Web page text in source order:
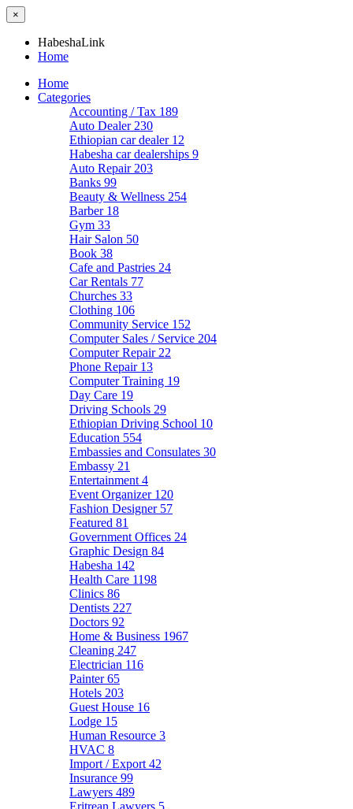
×
HabeshaLink
Home
Home
Categories
Accounting / Tax 189
Auto Dealer 230
Ethiopian car dealer 12
Habesha car dealerships 9
Auto Repair 203
Banks 99
Beauty & Wellness 254
Barber 18
Gym 33
Hair Salon 50
Book 38
Cafe and Pastries 24
Car Rentals 77
Churches 33
Clothing 106
Community Service 152
Computer Sales / Service 204
Computer Repair 22
Phone Repair 13
Computer Training 19
Day Care 19
Driving Schools 29
Ethiopian Driving School 10
Education 554
Embassies and Consulates 30
Embassy 21
Entertainment 4
Event Organizer 120
Fashion Designer 57
Featured 81
Government Offices 24
Graphic Design 84
Habesha 142
Health Care 1198
Clinics 86
Dentists 227
Doctors 92
Home & Business 1967
Cleaning 247
Electrician 116
Painter65
Hotels 203
Guest House 16
Lodge 15
Human Resource 3
HVAC 8
Import / Export 42
Insurance 99
Lawyers 489
Eritrean Lawyers 5